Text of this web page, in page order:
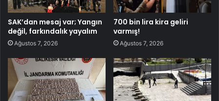
SAK’dan mesaj var; Yangın
değil, farkındalık yayalım
Ağustos 7, 2026
700 bin lira kira geliri
varmış!
Ağustos 7, 2026